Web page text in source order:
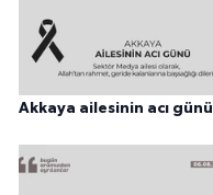
Akkaya ailesinin acı günü